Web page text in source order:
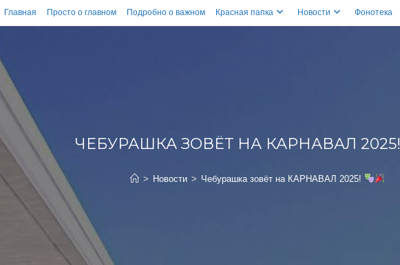
Главная Просто о главном Подробно о важном Красная папка Новости Фонотека
ЧЕБУРАШКА ЗОВЁТ НА КАРНАВАЛ 2025!
> Новости > Чебурашка зовёт на КАРНАВАЛ 2025!